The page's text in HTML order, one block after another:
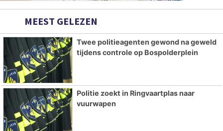
MEEST GELEZEN
Twee politieagenten gewond na geweld
tijdens controle op Bospolderplein
Politie zoekt in Ringvaartplas naar
vuurwapen